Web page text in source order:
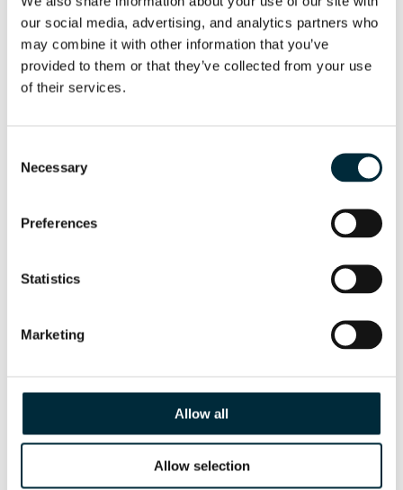
our social media, advertising, and analytics partners who
may combine it with other information that you’ve
provided to them or that they’ve collected from your use
of their services.
Selection
Necessary
Preferences
Statistics
Marketing
Allow all
Allow selection
1434-6108
6109-13670
HPP18V
ERSATZTEIL-VERZEICHNIS
1137-1346